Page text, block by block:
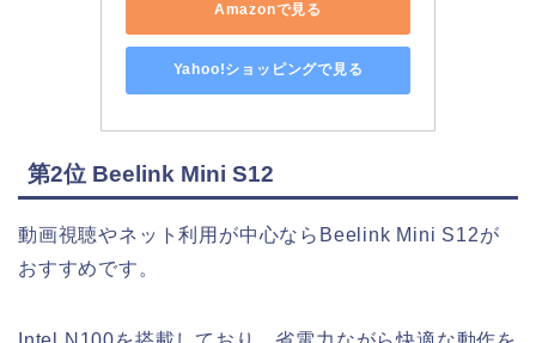
Amazonで見る
Yahoo!ショッピングで見る
第2位 Beelink Mini S12
動画視聴やネット利用が中心ならBeelink Mini S12が
おすすめです。